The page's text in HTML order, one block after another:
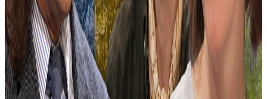
Polisens katastrofala siffror
2026-04-29 18:01
41 min 32s
Sverigebilden